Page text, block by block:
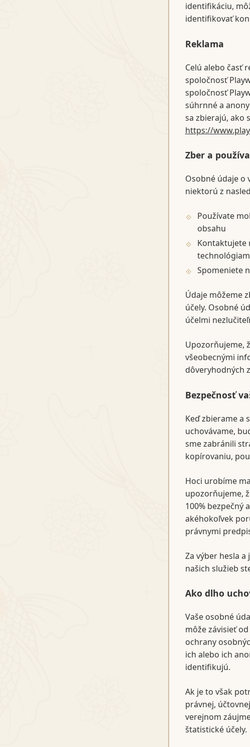
identifikáciu,
identifikovať
Reklama
Celú alebo časť
spoločnosť
spoločnosť
súhrnné a
sa zbierajú, ako
https://
Zber a
Osobné údaje o
niektorú z
Používate
obsahu
Kontaktujete
Spomeniete
Údaje môžeme
účely. Osobné
účelmi
Upozorňujeme,
všeobecnými
dôveryhodných
Bezpečnosť
Keď zbierame a
uchovávame,
sme zabránili
kopírovaniu,
Hoci urobíme
upozorňujeme,
100% bezpečný
akéhokoľvek
právnymi
Za výber hesla
našich služieb
Ako dlho
Vaše osobné
môže závisieť
ochrany
ich alebo ich
identifikujú.
Ak je to však
právnej,
verejnom
štatistické účely.